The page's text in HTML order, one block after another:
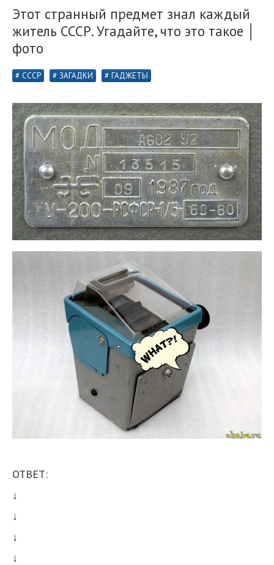
Этот странный предмет знал каждый
житель СССР. Угадайте, что это такое │
фото
СССР ЗАГАДКИ ГАДЖЕТЫ
ОТВЕТ:
↓
↓
↓
↓